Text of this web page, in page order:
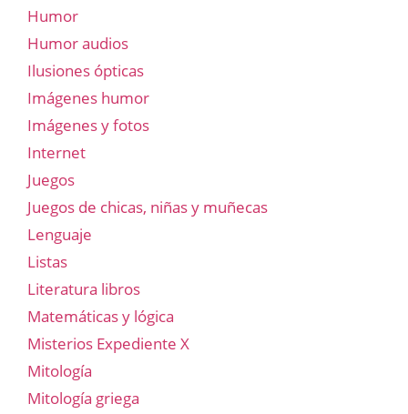
Humor
Humor audios
Ilusiones ópticas
Imágenes humor
Imágenes y fotos
Internet
Juegos
Juegos de chicas, niñas y muñecas
Lenguaje
Listas
Literatura libros
Matemáticas y lógica
Misterios Expediente X
Mitología
Mitología griega